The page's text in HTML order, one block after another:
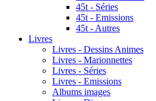
45t - Séries
45t - Emissions
45t - Autres
Livres
Livres - Dessins Animes
Livres - Marionnettes
Livres - Séries
Livres - Emissions
Albums images